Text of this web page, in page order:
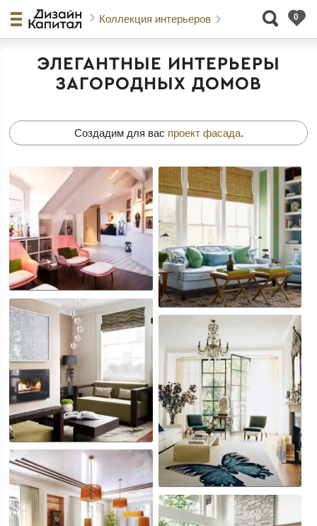
Коллекция интерьеров
ЭЛЕГАНТНЫЕ ИНТЕРЬЕРЫ
ЗАГОРОДНЫХ ДОМОВ
Создадим для вас проект фасада.